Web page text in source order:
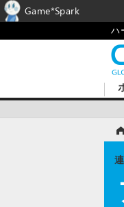
ハ
Game*Spark